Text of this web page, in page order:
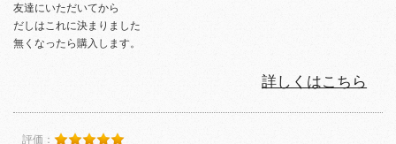
友達にいただいてから
だしはこれに決まりました
無くなったら購入します。
詳しくはこちら
評価：